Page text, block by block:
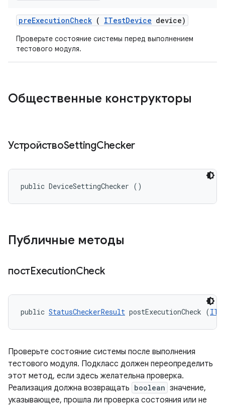
preExecutionCheck ( ITestDevice device)
Проверьте состояние системы перед выполнением
тестового модуля.
Общественные конструкторы
УстройствоSettingChecker
public DeviceSettingChecker ()
Публичные методы
постExecutionCheck
public StatusCheckerResult postExecutionCheck (
Проверьте состояние системы после выполнения
тестового модуля. Подкласс должен переопределить
этот метод, если здесь желательна проверка.
Реализация должна возвращать boolean значение,
указывающее, прошла ли проверка состояния или не